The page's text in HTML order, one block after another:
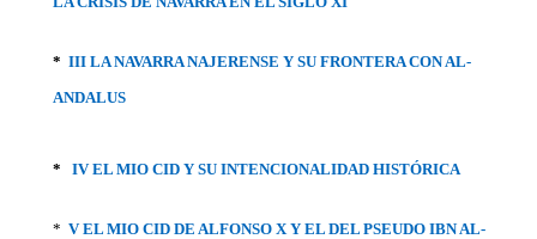
* III LA NAVARRA NAJERENSE Y SU FRONTERA CON AL-
ANDALUS
* IV EL MIO CID Y SU INTENCIONALIDAD HISTÓRICA
* V EL MIO CID DE ALFONSO X Y EL DEL PSEUDO IBN AL-